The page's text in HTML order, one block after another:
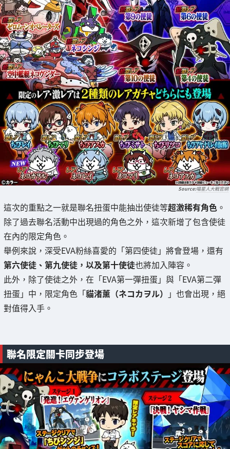
喵星人大戰官網
這次的重點之一就是聯名扭蛋中能抽出使徒等超激稀有角色 。
除了過去聯名活動中出現過的角色之外，這次新增了包含使徒
在內的限定角色。
舉例來說，深受EVA粉絲喜愛的「第四使徒」將會登場，還有
第六使徒、第九使徒，以及第十使徒也將加入陣容。
此外，除了使徒之外，在「EVA第一彈扭蛋」與「EVA第二彈
扭蛋」中，限定角色「貓渚薰（ネコカヲル） 」也會出現，絕
對值得入手。
聯名限定關卡同步登場